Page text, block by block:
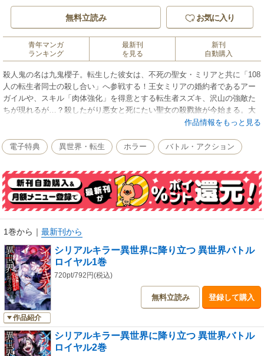
無料立読み お気に入り
青年マンガ
ランキング
最新刊
を見る
新刊
自動購入
殺人鬼の名は九鬼櫻子。転生した彼女は、不死の聖女・ミリアと共に「108
人の転生者同士の殺し合い」へ参戦する！王女ミリアの婚約者であるアー
ガイルや、スキル「肉体強化」を得意とする転生者スズキ、沢山の強敵た
ちが現れるが…？殺したがり悪女と死にたい聖女の殺戮旅が今始まる。大
人気『シリアルキラー異世界に降り立つ』の公式スピンオフ!!作品情報をもっと見る
電子特典 異世界・転生 ホラー バトル・アクション
1巻から ｜ 最新刊から
作品紹介
シリアルキラー異世界に降り立つ 異世界バトル
ロイヤル1巻
720pt/792円(税込)
無料立読み 登録して購入
シリアルキラー異世界に降り立つ 異世界バトル
ロイヤル2巻